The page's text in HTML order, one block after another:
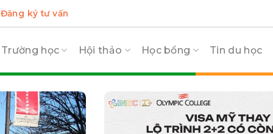
Đăng ký tư vấn
Trường học Hội thảo Học bổng Tin du học